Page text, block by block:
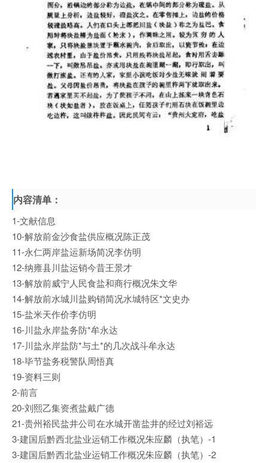
内容清单：
1-文献信息
10-解放前金沙食盐供应概况陈正茂
11-永仁两岸盐运新场简况李仿明
12-纳雍县川盐运销今昔王景才
13-解放前威宁人民食盐和商行概况朱文华
14-解放前水城川盐购销简况水城特区*文史办
15-盐米天作价李仿明
16-川盐永岸盐务防*牟永达
17-川盐永岸盐防*与土*的几次战斗牟永达
18-毕节盐务税警队周悟真
19-资料三则
2-前言
20-刘熙乙集资煮盐戴广德
21-贵州裕民盐井公司在水城开凿盐井的经过刘裕远
3-建国后黔西北盐业运销工作概况朱应麟（执笔）-1
3-建国后黔西北盐业运销工作概况朱应麟（执笔）-2